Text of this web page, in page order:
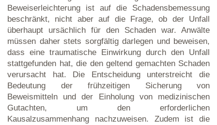
Beweiserleichterung ist auf die Schadensbemessung
beschränkt, nicht aber auf die Frage, ob der Unfall
überhaupt ursächlich für den Schaden war. Anwälte
müssen daher stets sorgfältig darlegen und beweisen,
dass eine traumatische Einwirkung durch den Unfall
stattgefunden hat, die den geltend gemachten Schaden
verursacht hat. Die Entscheidung unterstreicht die
Bedeutung der frühzeitigen Sicherung von
Beweismitteln und der Einholung von medizinischen
Gutachten, um den erforderlichen
Kausalzusammenhang nachzuweisen. Zudem ist die